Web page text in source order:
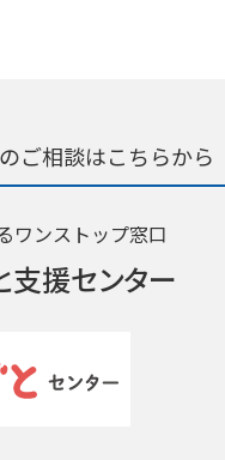
ご相談はこちらから
ワンストップ窓口
支援センター